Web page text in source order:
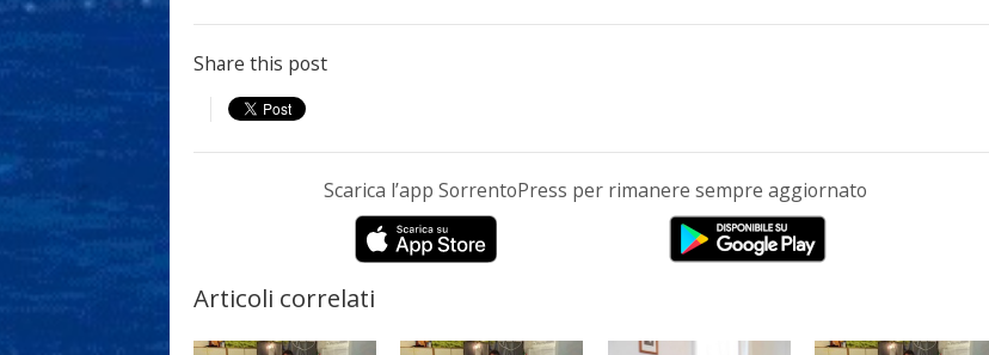
Share this post
Scarica l’app SorrentoPress per rimanere sempre aggiornato
Articoli correlati